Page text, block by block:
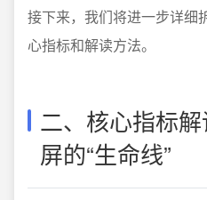
接下来，我们将进一步详细
心指标和解读方法。
二、核心指标
屏的“生命线”